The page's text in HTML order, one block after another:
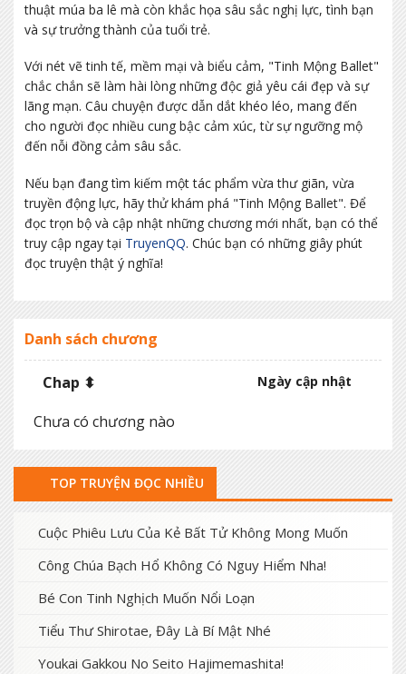
thuật múa ba lê mà còn khắc họa sâu sắc nghị lực, tình bạn
và sự trưởng thành của tuổi trẻ.
Với nét vẽ tinh tế, mềm mại và biểu cảm, "Tinh Mộng Ballet"
chắc chắn sẽ làm hài lòng những độc giả yêu cái đẹp và sự
lãng mạn. Câu chuyện được dẫn dắt khéo léo, mang đến
cho người đọc nhiều cung bậc cảm xúc, từ sự ngưỡng mộ
đến nỗi đồng cảm sâu sắc.
Nếu bạn đang tìm kiếm một tác phẩm vừa thư giãn, vừa
truyền động lực, hãy thử khám phá "Tinh Mộng Ballet". Để
đọc trọn bộ và cập nhật những chương mới nhất, bạn có thể
truy cập ngay tại TruyenQQ. Chúc bạn có những giây phút
đọc truyện thật ý nghĩa!
Danh sách chương
Chap ⬍ Ngày cập nhật
Chưa có chương nào
TOP TRUYỆN ĐỌC NHIỀU
Cuộc Phiêu Lưu Của Kẻ Bất Tử Không Mong Muốn
Công Chúa Bạch Hổ Không Có Nguy Hiểm Nha!
Bé Con Tinh Nghịch Muốn Nổi Loạn
Tiểu Thư Shirotae, Đây Là Bí Mật Nhé
Youkai Gakkou No Seito Hajimemashita!